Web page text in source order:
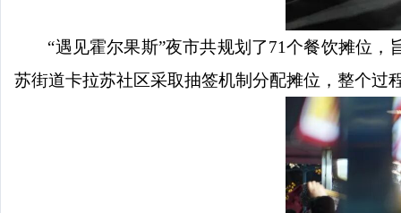
“遇见霍尔果斯”夜市共规划了71个餐饮摊位
苏街道卡拉苏社区采取抽签机制分配摊位，整个过